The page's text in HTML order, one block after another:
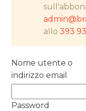
PREVISIONI/
NORMATIVE
TREND
allo393
Nome utente o
indirizzo email
Password